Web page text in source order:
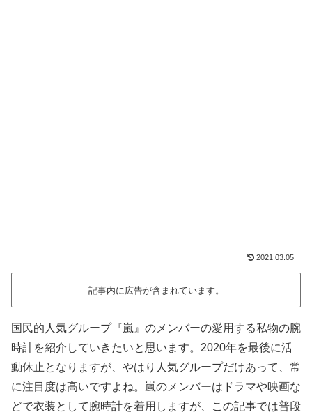
2021.03.05
記事内に広告が含まれています。
国民的人気グループ『嵐』のメンバーの愛用する私物の腕
時計を紹介していきたいと思います。2020年を最後に活
動休止となりますが、やはり人気グループだけあって、常
に注目度は高いですよね。嵐のメンバーはドラマや映画な
どで衣装として腕時計を着用しますが、この記事では普段